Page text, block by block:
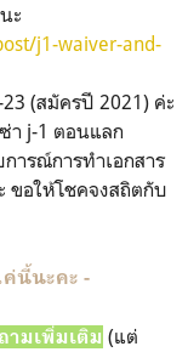
ะ
j1-waiver-and-
(สมัครปี 2021) ค่ะ
า j-1 ตอนแลก
ารณ์การทำเอกสาร
ขอให้โชคจงสถิตกับ
นี้นะคะ -
มเพิ่มเติม (แต่